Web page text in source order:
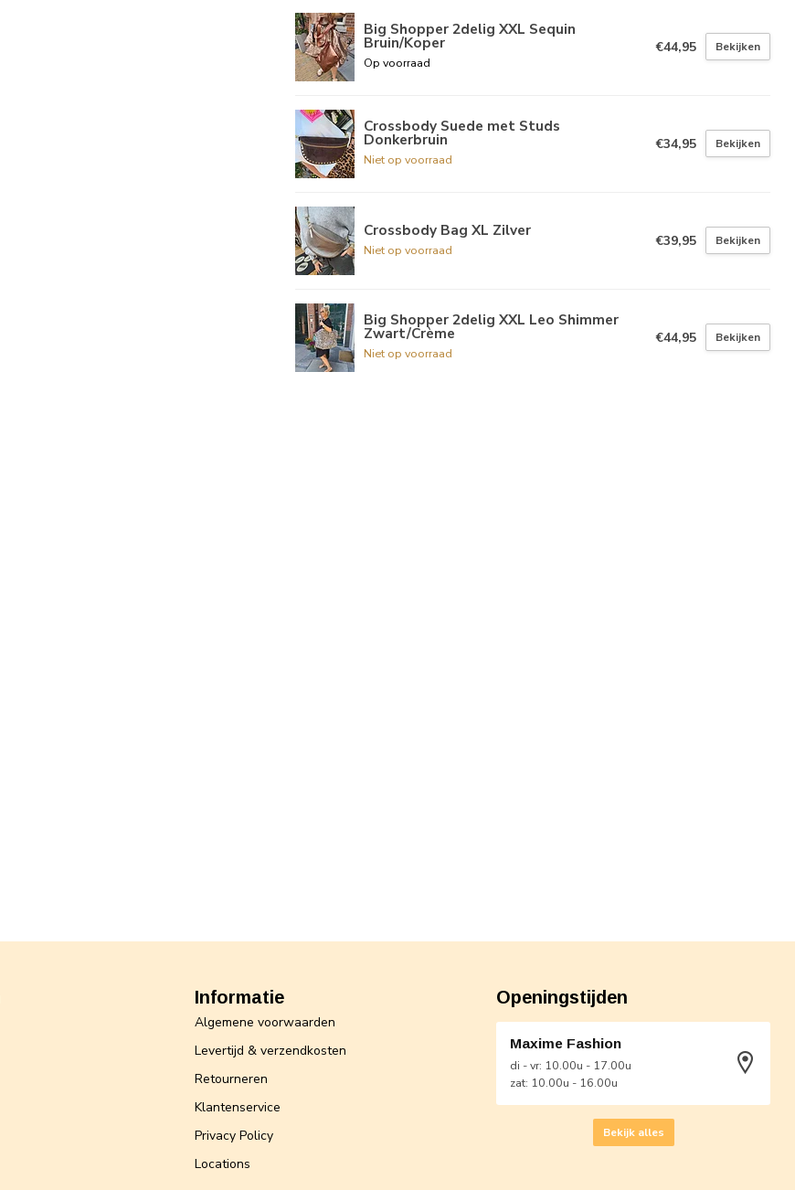
Big Shopper 2delig XXL Sequin
Bruin/Koper
Op voorraad
€44,95 Bekijken
Crossbody Suede met Studs
Donkerbruin
Niet op voorraad
€34,95 Bekijken
Crossbody Bag XL Zilver
Niet op voorraad
€39,95 Bekijken
Big Shopper 2delig XXL Leo Shimmer
Zwart/Crème
Niet op voorraad
€44,95 Bekijken
Informatie
Algemene voorwaarden
Levertijd & verzendkosten
Retourneren
Klantenservice
Privacy Policy
Locations
Openingstijden
Maxime Fashion
di - vr: 10.00u - 17.00u
zat: 10.00u - 16.00u
Bekijk alles